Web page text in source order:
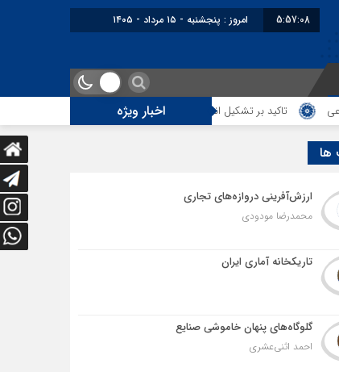
5:57:09 امروز : پنجشنبه - ۱۵ مرداد - ۱۴۰۵
اخبار ویژه
بر تشکیل انجمن مشترک بازرگانان ایران و عراق در مشهد
ها
ارزش‌آفرینی دروازه‌های تجاری
محمدرضا مودودی
تاریکخانه آماری ایران
گلوگاه‌های پنهان خاموشی صنایع
احمد اثنی‌عشری